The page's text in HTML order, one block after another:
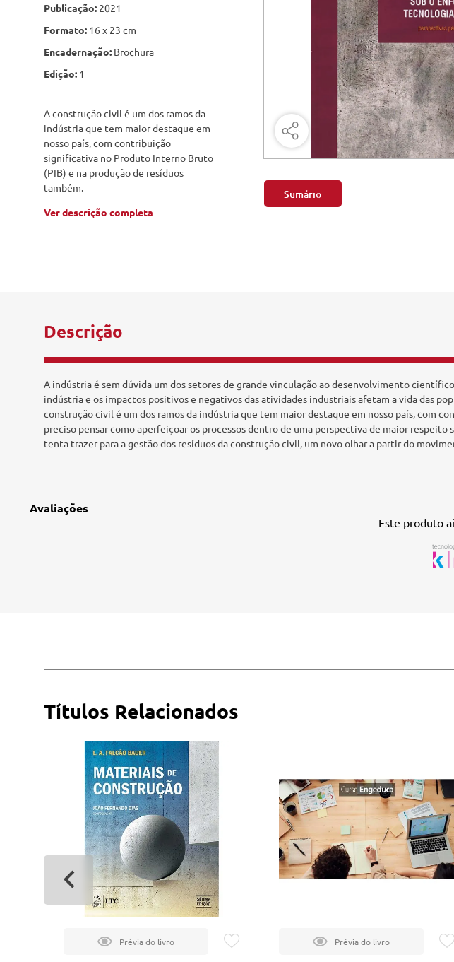
Pavimentação
Engenharia Metalúrgica
Entretenimento e Cultura
Exatas e Energia
Geociências
Geotecnologias
Literatura
Livros Singulares
Tecnologia e Inovação
Publicação: 2021
Formato: 16 x 23 cm
Encadernação: Brochura
Edição: 1
A construção civil é um dos ramos da
indústria que tem maior destaque em
nosso país, com contribuição
significativa no Produto Interno Bruto
(PIB) e na produção de resíduos
também.
Ver descrição completa
Sumário
Descrição
A indústria é sem dúvida um dos setores de grande vinculação ao desenvolvimento
indústria e os impactos positivos e negativos das atividades industriais afetam a vida das
construção civil é um dos ramos da indústria que tem maior destaque em nosso país, com
preciso pensar como aperfeiçoar os processos dentro de uma perspectiva de maior
tenta trazer para a gestão dos resíduos da construção civil, um novo olhar a partir do
Avaliações
Este produto
Títulos Relacionados